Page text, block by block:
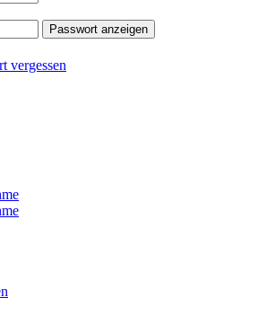
Passwort anzeigen
vergessen